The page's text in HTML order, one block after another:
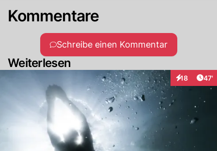
Kommentare
Schreibe einen Kommentar
Weiterlesen
18
Interaktionen
47'